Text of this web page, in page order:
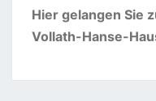
Hier gelangen Sie
Vollath-Hanse-